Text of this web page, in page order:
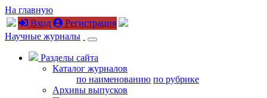
На главную
Вход
Регистрация
Научные журналы
Разделы сайта
Каталог журналов
по наименованию по рубрике
Архивы выпусков